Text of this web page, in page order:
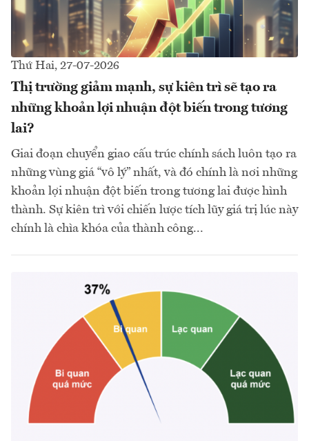
Thứ Hai, 27-07-2026
Thị trường giảm mạnh, sự kiên trì sẽ tạo ra
những khoản lợi nhuận đột biến trong tương
lai?
Giai đoạn chuyển giao cấu trúc chính sách luôn tạo ra
những vùng giá “vô lý” nhất, và đó chính là nơi những
khoản lợi nhuận đột biến trong tương lai được hình
thành. Sự kiên trì với chiến lược tích lũy giá trị lúc này
chính là chìa khóa của thành công...